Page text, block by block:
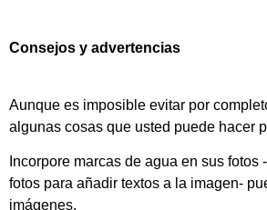
Consejos y advertencias
Aunque es imposible evitar por
algunas cosas que usted puede hacer
Incorpore marcas de agua en sus
fotos para añadir textos a la imagen-
imágenes.